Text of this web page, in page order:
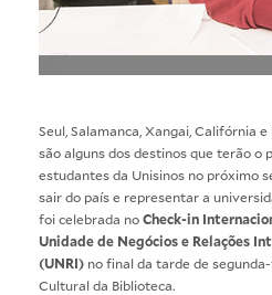
Seul, Salamanca, Xangai, Califórnia
são alguns dos destinos que terão o
estudantes da Unisinos no próximo
sair do país e representar a
foi celebrada noCheck-in
Unidade de Negócios e Relações
(UNRI) no final da tarde de
Cultural da Biblioteca.